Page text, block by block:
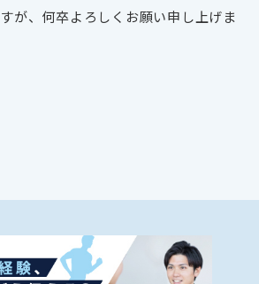
が、何卒よろしくお願い申し上げま